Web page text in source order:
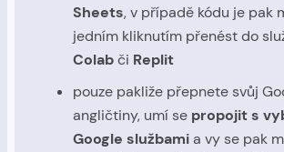
Sheets, v případě kódu je pak
jedním kliknutím přenést do
Colabči Replit
pouze pakliže přepnete svůj
angličtiny, umí se propojit s
Google službamia vy se pak